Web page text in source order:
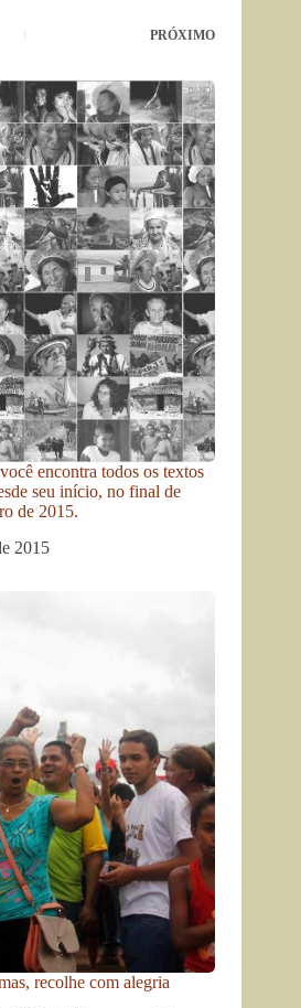
PRÓXIMO
encontra todos os textos
seu início, no final de
de 2015.
2015
recolhe com alegria